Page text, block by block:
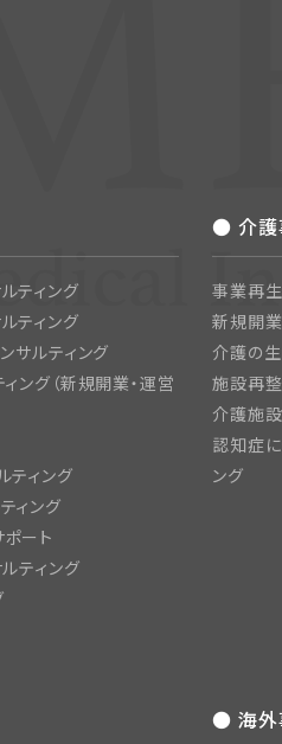
ティング
ティング
サルティング
ング（新規開業・運営
ティング
ィング
ート
ティング
● 介護
事業再
新規開
介護の
施設再整
介護施
認知症
ング
● 海外